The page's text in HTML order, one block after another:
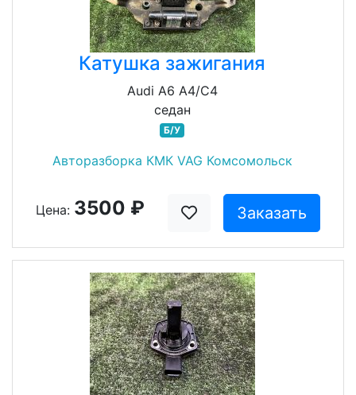
Катушка зажигания
Audi A6 A4/C4
седан
Б/У
Авторазборка КМК VAG Комсомольск
Цена: 3500 ₽ Заказать